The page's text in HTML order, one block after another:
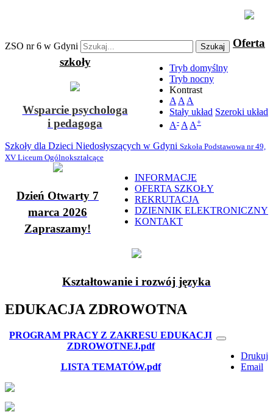
ZSO nr 6 w Gdyni Szukaj
Tryb domyślny
Tryb nocny
Kontrast
A A A
Stały układ Szeroki układ
A- A A+
Szkoły dla Dzieci Niedosłyszących w Gdyni Szkoła Podstawowa nr 49,
XV Liceum Ogólnokształcące
INFORMACJE
OFERTA SZKOŁY
REKRUTACJA
DZIENNIK ELEKTRONICZNY
KONTAKT
Oferta
szkoły
Wsparcie psychologa
i pedagoga
Dzień Otwarty 7
marca 2026
Zapraszamy!
Kształtowanie i rozwój języka
EDUKACJA ZDROWOTNA
Drukuj
Email
PROGRAM PRACY Z ZAKRESU EDUKACJI
ZDROWOTNEJ.pdf
LISTA TEMATÓW.pdf